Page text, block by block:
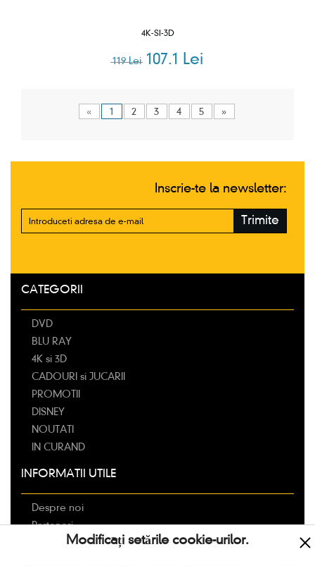
4K-SI-3D
119 Lei 107.1 Lei
« 1 2 3 4 5 »
Inscrie-te la newsletter:
Trimite
CATEGORII
DVD
BLU RAY
4K si 3D
CADOURI si JUCARII
PROMOTII
DISNEY
NOUTATI
IN CURAND
INFORMATII UTILE
Despre noi
Parteneri
LivrareaModificați setările cookie-urilor.